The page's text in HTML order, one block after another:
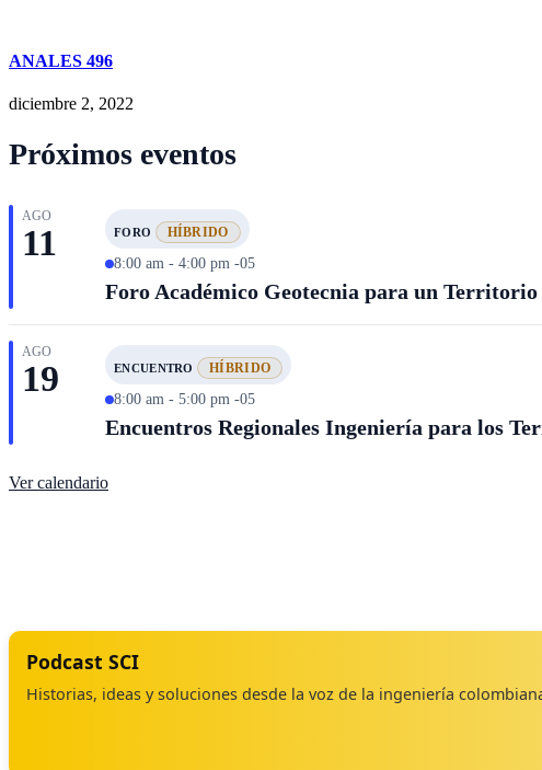
ANALES 496
diciembre 2, 2022
Próximos eventos
AGO
11 FORO HÍBRIDO
8:00 am - 4:00 pm -05
Foro Académico Geotecnia para un Territorio
AGO
19 ENCUENTRO HÍBRIDO
8:00 am - 5:00 pm -05
Encuentros Regionales Ingeniería para los
Ver calendario
Podcast SCI
Historias, ideas y soluciones desde la voz de la ingeniería